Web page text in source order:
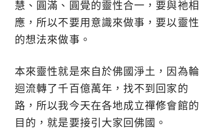
慧、圓滿、圓覺的靈性合一，要與祂相
應，所以不要用意識來做事，要以靈性
的想法來做事。
本來靈性就是來自於佛國淨土，因為輪
迴流轉了千百億萬年，找不到回家的
路，所以我今天在各地成立禪修會館的
目的，就是要接引大家回佛國。